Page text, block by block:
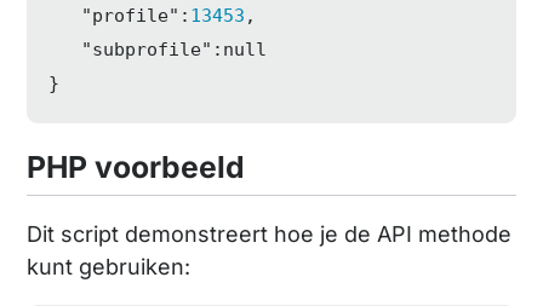
"profile" : 13453 ,
"subprofile" : null
}
PHP voorbeeld
Dit script demonstreert hoe je de API methode
kunt gebruiken: